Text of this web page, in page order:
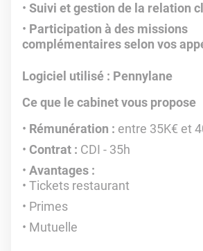
Suivi et gestion de la relation
Participation à des missions
complémentaires selon vos
Logiciel utilisé : Pennylane
Ce que le cabinet vous propose
Rémunération : entre 35K€ et
Contrat : CDI - 35h
Avantages :
Tickets restaurant
Primes
Mutuelle